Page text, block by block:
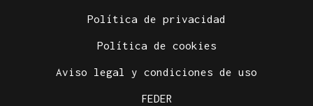
Política de privacidad
Política de cookies
Aviso legal y condiciones de uso
FEDER